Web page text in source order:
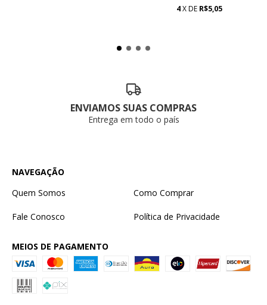
4X DE R$5,05
ENVIAMOS SUAS COMPRAS
Entrega em todo o país
NAVEGAÇÃO
Quem Somos
Como Comprar
Fale Conosco Política de Privacidade
MEIOS DE PAGAMENTO